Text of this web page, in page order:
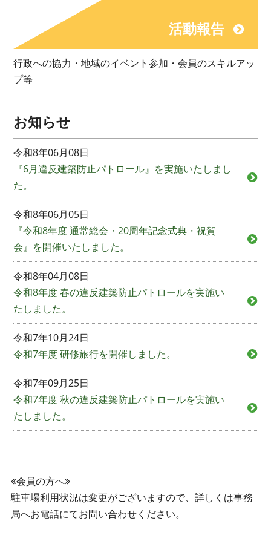
活動報告
行政への協力・地域のイベント参加・会員のスキルアッ
プ等
お知らせ
令和8年06月08日
『6月違反建築防止パトロール』を実施いたしまし
た。
令和8年06月05日
『令和8年度 通常総会・20周年記念式典・祝賀
会』を開催いたしました。
令和8年04月08日
令和8年度 春の違反建築防止パトロールを実施い
たしました。
令和7年10月24日
令和7年度 研修旅行を開催しました。
令和7年09月25日
令和7年度 秋の違反建築防止パトロールを実施い
たしました。
会員の方へ
駐車場利用状況は変更がございますので、詳しくは事務
局へお電話にてお問い合わせください。